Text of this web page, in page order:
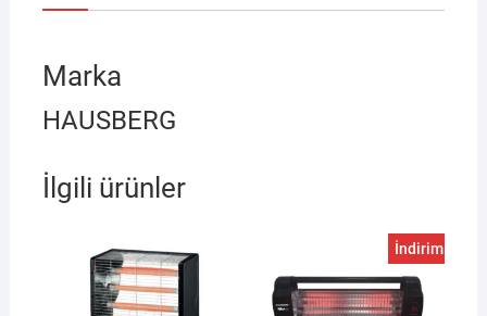
Marka
HAUSBERG
İlgili ürünler
İndirim!